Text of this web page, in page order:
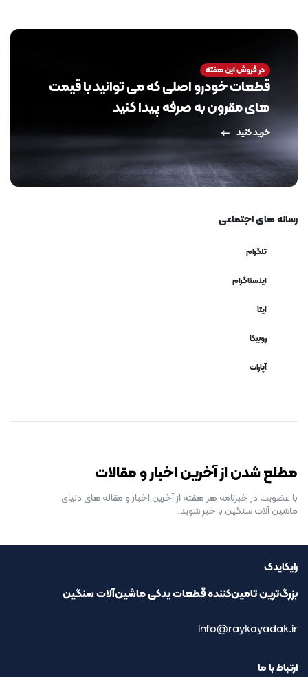
در فروش این هفته
قطعات خودرو اصلی که می توانید با قیمت
های مقرون به صرفه پیدا کنید
خرید کنید
رسانه های اجتماعی
تلگرام
اینستاگرام
ایتا
روبیکا
آپارات
مطلع شدن از آخرین اخبار و مقالات
با عضویت در خبرنامه هر هفته از آخرین اخبار و مقاله های دنیای
ماشین آلات سنگین با خبر شوید.
رایکایدک
بزرگ‌ترین تامین‌کننده قطعات یدکی ماشین‌آلات سنگین
info@raykayadak.ir
ارتباط با ما